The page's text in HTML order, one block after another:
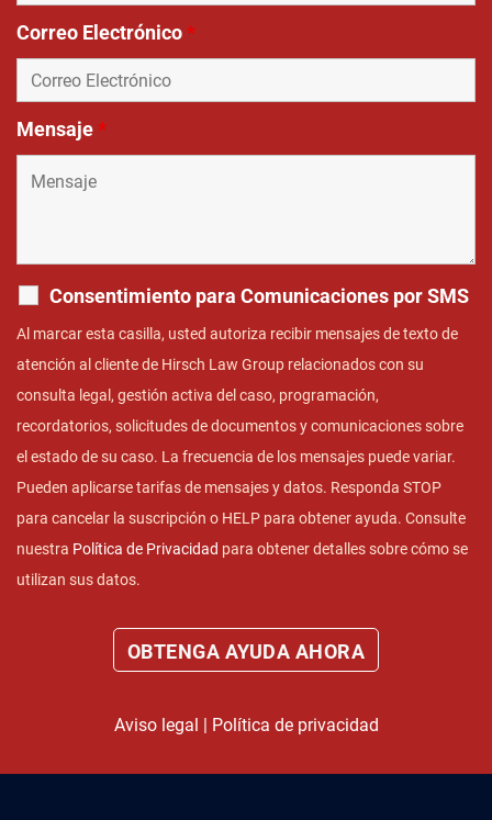
Correo Electrónico*
Mensaje*
Consentimiento para Comunicaciones por SMS
Al marcar esta casilla, usted autoriza recibir mensajes de texto de
atención al cliente de Hirsch Law Group relacionados con su
consulta legal, gestión activa del caso, programación,
recordatorios, solicitudes de documentos y comunicaciones sobre
el estado de su caso. La frecuencia de los mensajes puede variar.
Pueden aplicarse tarifas de mensajes y datos. Responda STOP
para cancelar la suscripción o HELP para obtener ayuda. Consulte
nuestra Política de Privacidad para obtener detalles sobre cómo se
utilizan sus datos.
Aviso legal Política de privacidad